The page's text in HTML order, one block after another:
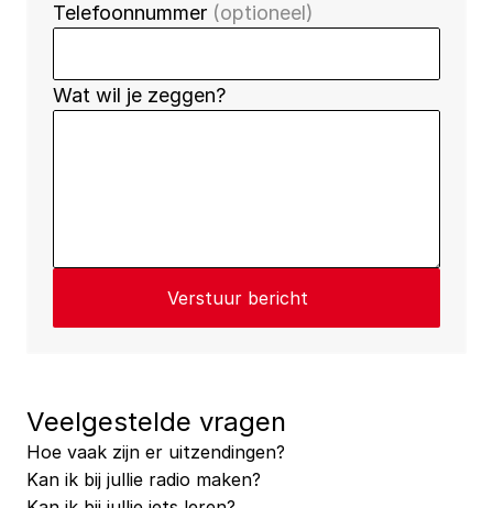
Telefoonnummer (optioneel)
Wat wil je zeggen?
Verstuur bericht
Veelgestelde vragen
Hoe vaak zijn er uitzendingen?
Kan ik bij jullie radio maken?